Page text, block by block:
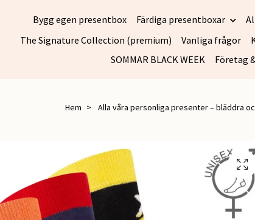
Bygg egen presentbox Färdiga presentboxar
The Signature Collection (premium)
Vanliga frågor
SOMMAR BLACK WEEK
Företag
Hem Alla våra personliga presenter – bläddra